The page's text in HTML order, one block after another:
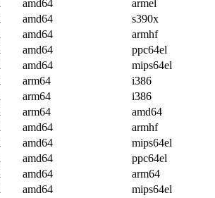
amd64
armel
amd64
s390x
amd64
armhf
amd64
ppc64el
amd64
mips64el
arm64
i386
arm64
i386
arm64
amd64
amd64
armhf
amd64
mips64el
amd64
ppc64el
amd64
arm64
amd64
mips64el